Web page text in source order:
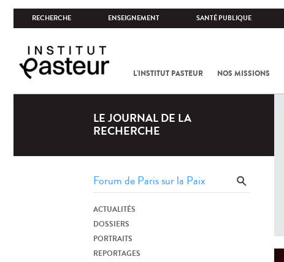
RECHERCHE ENSEIGNEMENT SANTÉ PUBLIQUE
L'INSTITUT PASTEUR NOS MISSIONS
LE JOURNAL DE LA
RECHERCHE
ACTUALITÉS
DOSSIERS
PORTRAITS
REPORTAGES